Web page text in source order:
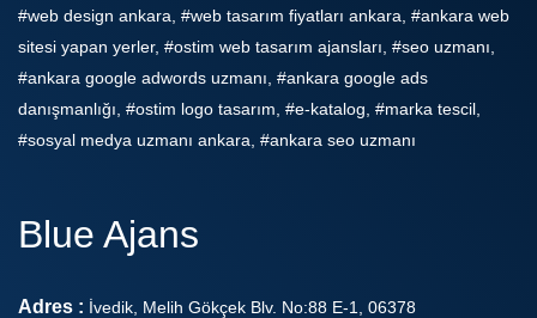
#web design ankara, #web tasarım fiyatları ankara, #ankara web
sitesi yapan yerler, #ostim web tasarım ajansları, #seo uzmanı,
#ankara google adwords uzmanı, #ankara google ads
danışmanlığı, #ostim logo tasarım, #e-katalog, #marka tescil,
#sosyal medya uzmanı ankara, #ankara seo uzmanı
Blue Ajans
Adres : İvedik, Melih Gökçek Blv. No:88 E-1, 06378